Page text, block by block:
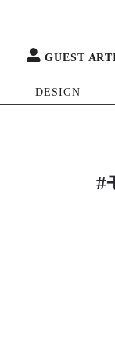
GUEST
DESIGN
#